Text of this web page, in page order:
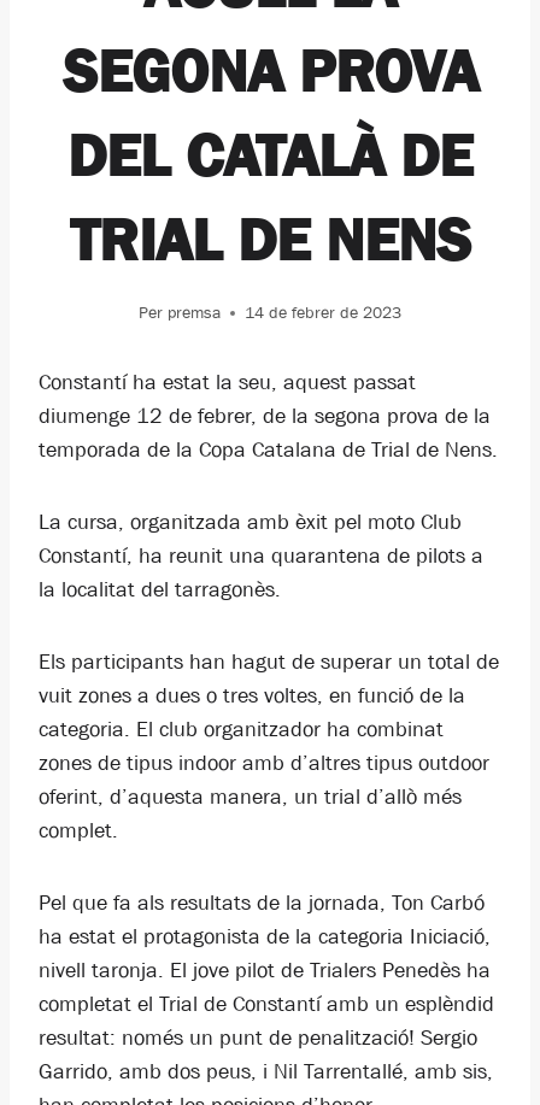
SEGONA PROVA
DEL CATALÀ DE
TRIAL DE NENS
Per premsa 14 de febrer de 2023
Constantí ha estat la seu, aquest passat
diumenge 12 de febrer, de la segona prova de la
temporada de la Copa Catalana de Trial de Nens.
La cursa, organitzada amb èxit pel moto Club
Constantí, ha reunit una quarantena de pilots a
la localitat del tarragonès.
Els participants han hagut de superar un total de
vuit zones a dues o tres voltes, en funció de la
categoria. El club organitzador ha combinat
zones de tipus indoor amb d’altres tipus outdoor
oferint, d’aquesta manera, un trial d’allò més
complet.
Pel que fa als resultats de la jornada, Ton Carbó
ha estat el protagonista de la categoria Iniciació,
nivell taronja. El jove pilot de Trialers Penedès ha
completat el Trial de Constantí amb un esplèndid
resultat: només un punt de penalització! Sergio
Garrido, amb dos peus, i Nil Tarrentallé, amb sis,